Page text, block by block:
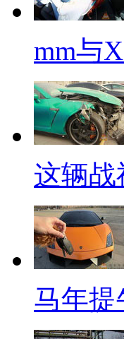
mm与
这辆战
马年提